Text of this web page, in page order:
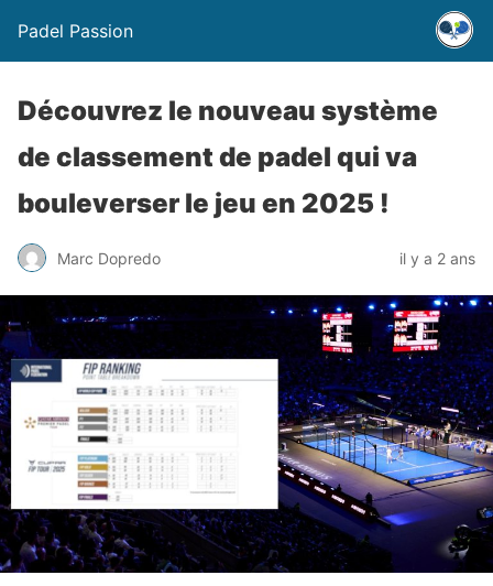
Padel Passion
Découvrez le nouveau système
de classement de padel qui va
bouleverser le jeu en 2025 !
Marc Dopredo il y a 2 ans